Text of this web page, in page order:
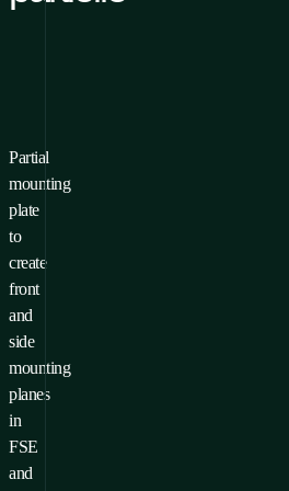
Partial
mounting
plate
to
create
front
and
side
mounting
planes
in
FSE
and
ajouter un produit à vos
vous devez